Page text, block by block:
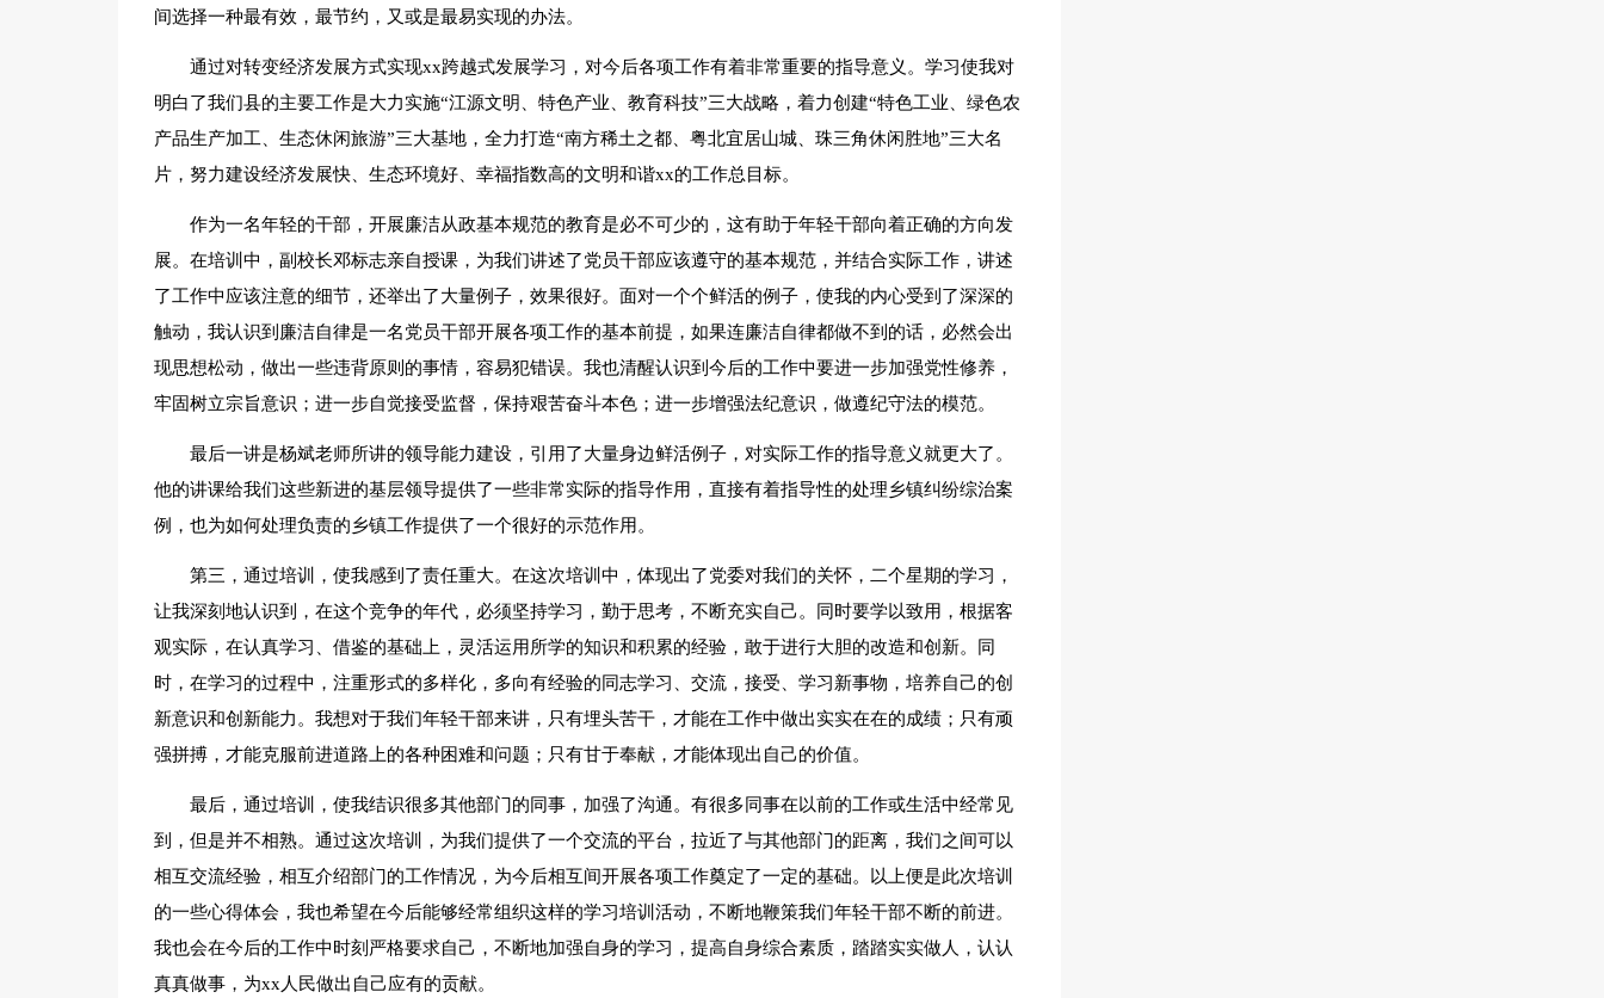
间选择一种最有效，最节约，又或是最易实现的办法。
通过对转变经济发展方式实现xx跨越式发展学习，对今后各项工作有着非常重要的指导意义。学习使我对
明白了我们县的主要工作是大力实施“江源文明、特色产业、教育科技”三大战略，着力创建“特色工业、绿色农
产品生产加工、生态休闲旅游”三大基地，全力打造“南方稀土之都、粤北宜居山城、珠三角休闲胜地”三大名
片，努力建设经济发展快、生态环境好、幸福指数高的文明和谐xx的工作总目标。
作为一名年轻的干部，开展廉洁从政基本规范的教育是必不可少的，这有助于年轻干部向着正确的方向发
展。在培训中，副校长邓标志亲自授课，为我们讲述了党员干部应该遵守的基本规范，并结合实际工作，讲述
了工作中应该注意的细节，还举出了大量例子，效果很好。面对一个个鲜活的例子，使我的内心受到了深深的
触动，我认识到廉洁自律是一名党员干部开展各项工作的基本前提，如果连廉洁自律都做不到的话，必然会出
现思想松动，做出一些违背原则的事情，容易犯错误。我也清醒认识到今后的工作中要进一步加强党性修养，
牢固树立宗旨意识；进一步自觉接受监督，保持艰苦奋斗本色；进一步增强法纪意识，做遵纪守法的模范。
最后一讲是杨斌老师所讲的领导能力建设，引用了大量身边鲜活例子，对实际工作的指导意义就更大了。
他的讲课给我们这些新进的基层领导提供了一些非常实际的指导作用，直接有着指导性的处理乡镇纠纷综治案
例，也为如何处理负责的乡镇工作提供了一个很好的示范作用。
第三，通过培训，使我感到了责任重大。在这次培训中，体现出了党委对我们的关怀，二个星期的学习，
让我深刻地认识到，在这个竞争的年代，必须坚持学习，勤于思考，不断充实自己。同时要学以致用，根据客
观实际，在认真学习、借鉴的基础上，灵活运用所学的知识和积累的经验，敢于进行大胆的改造和创新。同
时，在学习的过程中，注重形式的多样化，多向有经验的同志学习、交流，接受、学习新事物，培养自己的创
新意识和创新能力。我想对于我们年轻干部来讲，只有埋头苦干，才能在工作中做出实实在在的成绩；只有顽
强拼搏，才能克服前进道路上的各种困难和问题；只有甘于奉献，才能体现出自己的价值。
最后，通过培训，使我结识很多其他部门的同事，加强了沟通。有很多同事在以前的工作或生活中经常见
到，但是并不相熟。通过这次培训，为我们提供了一个交流的平台，拉近了与其他部门的距离，我们之间可以
相互交流经验，相互介绍部门的工作情况，为今后相互间开展各项工作奠定了一定的基础。以上便是此次培训
的一些心得体会，我也希望在今后能够经常组织这样的学习培训活动，不断地鞭策我们年轻干部不断的前进。
我也会在今后的工作中时刻严格要求自己，不断地加强自身的学习，提高自身综合素质，踏踏实实做人，认认
真真做事，为xx人民做出自己应有的贡献。